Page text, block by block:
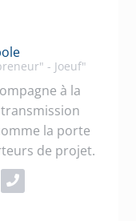
- Joeuf"
à la
la porte
de projet.